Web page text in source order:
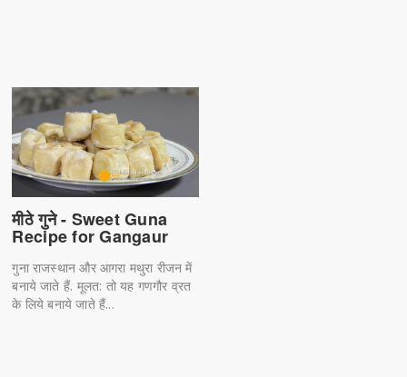
मीठे गुने - Sweet Guna
Recipe for Gangaur
गुना राजस्थान और आगरा मथुरा रीजन में
बनाये जाते हैं. मूलत: तो यह गणगौर व्रत
के लिये बनाये जाते हैं...